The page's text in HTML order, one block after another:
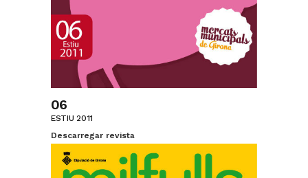
06
ESTIU 2011
Descarregar revista